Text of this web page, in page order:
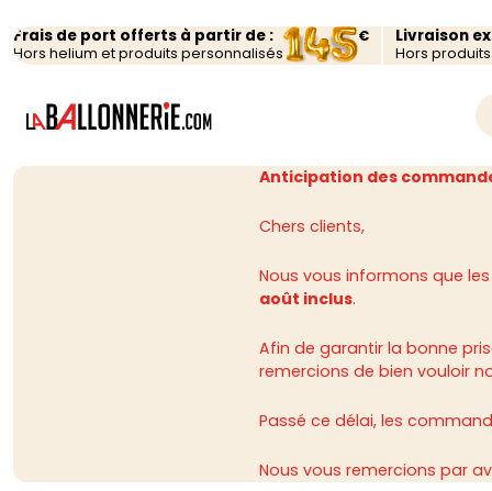
Frais de port offerts à partir de :
Hors helium et produits personnalisés
€ Livraison
Hors
Anticipation des
Chers clients,
Nous vous informons que
août inclus.
Afin de garantir la bonne
remercions de bien vouloir
Passé ce délai, les
Nous vous remercions par